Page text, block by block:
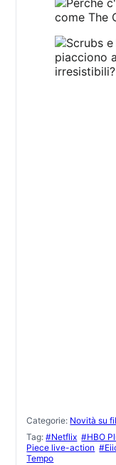
Categorie: Novità su
Tag:#Netflix #HBO
Piece live-action
Tempo